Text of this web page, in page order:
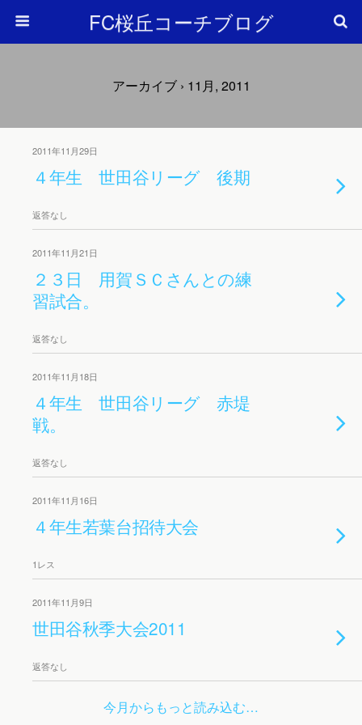
FC桜丘コーチブログ
アーカイブ › 11月, 2011
2011年11月29日
４年生 世田谷リーグ 後期
返答なし
2011年11月21日
２３日 用賀ＳＣさんとの練
習試合。
返答なし
2011年11月18日
４年生 世田谷リーグ 赤堤
戦。
返答なし
2011年11月16日
４年生若葉台招待大会
1レス
2011年11月9日
世田谷秋季大会2011
返答なし
今月からもっと読み込む…